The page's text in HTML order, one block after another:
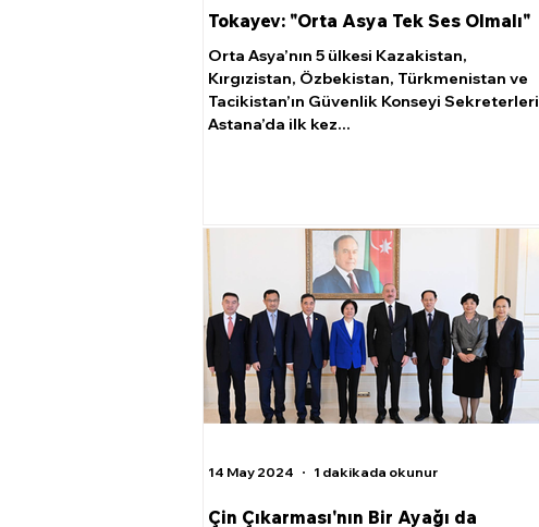
Tokayev: "Orta Asya Tek Ses Olmalı"
Orta Asya’nın 5 ülkesi Kazakistan,
Kırgızistan, Özbekistan, Türkmenistan ve
Tacikistan’ın Güvenlik Konseyi Sekreterleri
Astana’da ilk kez...
Çin Çıkarması'nın Bir Ayağı da
14 May 2024 1 dakikada okunur